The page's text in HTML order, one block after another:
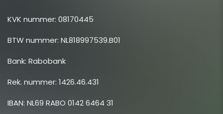
KVK nummer: 08170445
BTW nummer: NL818997539.B01
Bank: Rabobank
Rek. nummer: 1426.46.431
IBAN: NL69 RABO 0142 6464 31